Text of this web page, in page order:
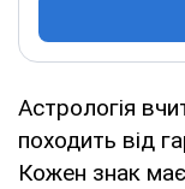
Астрологія
походить від
Кожен знак